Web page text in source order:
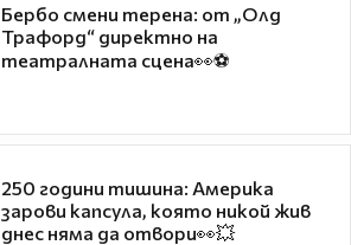
Бербо смени терена: от „Олд
Трафорд“ директно на
театралната сцена👀⚽
250 години тишина: Америка
зарови капсула, която никой жив
днес няма да отвори👀💥